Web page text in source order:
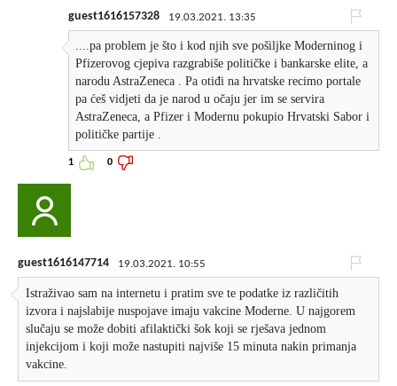
guest1616157328 19.03.2021. 13:35
....pa problem je što i kod njih sve pošiljke Moderninog i
Pfizerovog cjepiva razgrabiše političke i bankarske elite, a
narodu AstraZeneca . Pa otiđi na hrvatske recimo portale
pa ćeš vidjeti da je narod u očaju jer im se servira
AstraZeneca, a Pfizer i Modernu pokupio Hrvatski Sabor i
političke partije .
1 0
guest1616147714 19.03.2021. 10:55
Istraživao sam na internetu i pratim sve te podatke iz različitih
izvora i najslabije nuspojave imaju vakcine Moderne. U najgorem
slučaju se može dobiti afilaktički šok koji se rješava jednom
injekcijom i koji može nastupiti najviše 15 minuta nakin primanja
vakcine.